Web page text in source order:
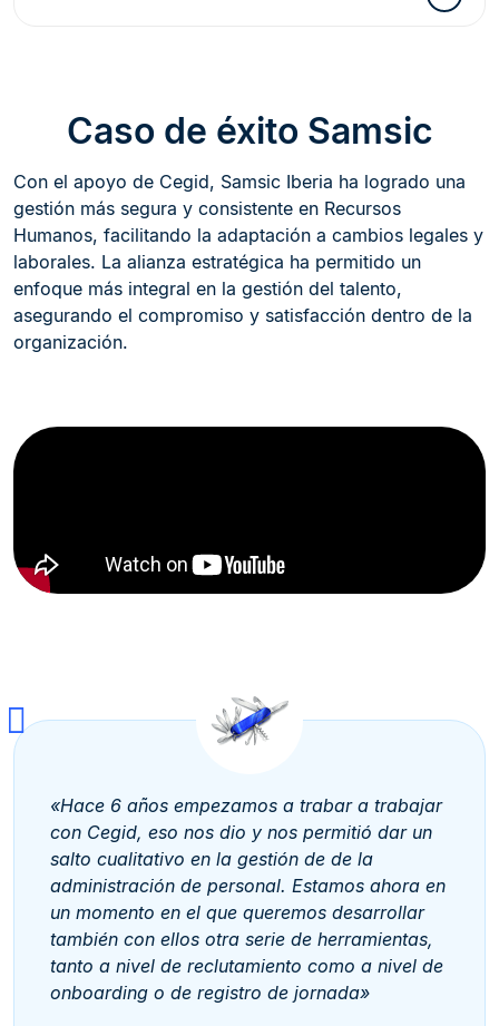
Caso de éxito Samsic
Con el apoyo de Cegid, Samsic Iberia ha logrado una
gestión más segura y consistente en Recursos
Humanos, facilitando la adaptación a cambios legales y
laborales. La alianza estratégica ha permitido un
enfoque más integral en la gestión del talento,
asegurando el compromiso y satisfacción dentro de la
organización.
«Hace 6 años empezamos a trabar a trabajar
con Cegid, eso nos dio y nos permitió dar un
salto cualitativo en la gestión de de la
administración de personal. Estamos ahora en
un momento en el que queremos desarrollar
también con ellos otra serie de herramientas,
tanto a nivel de reclutamiento como a nivel de
onboarding o de registro de jornada»